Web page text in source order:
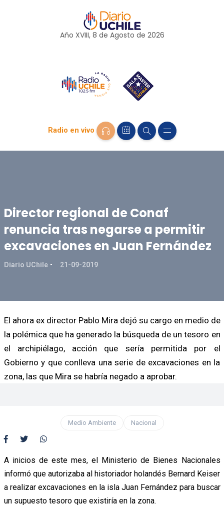
Año XVIII, 8 de Agosto de 2026
Radio en vivo
Director regional de Conaf
renuncia tras negarse a permitir
excavaciones en Juan Fernández
Diario UChile 21-09-2019
El ahora ex director Pablo Mira dejó su cargo en medio de
la polémica que ha generado la búsqueda de un tesoro en
el archipiélago, acción que sería permitida por el
Gobierno y que conlleva una serie de excavaciones en la
zona, las que Mira se habría negado a aprobar.
Medio Ambiente Nacional
A inicios de este mes, el Ministerio de Bienes Nacionales
informó que autorizaba al historiador holandés Bernard Keiser
a realizar excavaciones en la isla Juan Fernández para buscar
un supuesto tesoro que existiría en la zona.